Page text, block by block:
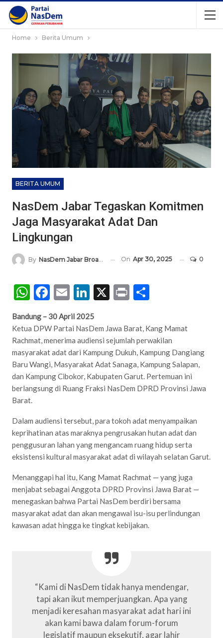
Home Berita Umum
BERITA UMUM
NasDem Jabar Tegaskan Komitmen
Jaga Masyarakat Adat Dan
Lingkungan
By NasDem Jabar Broadcasting Network On Apr 30, 2025 0
WhatsApp
Facebook
EmailLinkedIn
X Print
Bandung – 30 April 2025
Ketua DPW Partai NasDem Jawa Barat, Kang Mamat
Rachmat, menerima audiensi sejumlah perwakilan
masyarakat adat dari Kampung Dukuh, Kampung Dangiang
Baru Wangi, Masyarakat Adat Sanaga, Kampung Salapan,
dan Kampung Cibokor, Kabupaten Garut. Pertemuan ini
berlangsung di Ruang Fraksi NasDem DPRD Provinsi Jawa
Barat.
Dalam audiensi tersebut, para tokoh adat menyampaikan
keprihatinan atas maraknya pengrusakan hutan adat dan
penggusuran lahan yang mengancam ruang hidup serta
eksistensi kultural masyarakat adat di wilayah selatan Garut.
Menanggapi hal itu, Kang Mamat Rachmat — yang juga
menjabat sebagai Anggota DPRD Provinsi Jawa Barat —
menegaskan bahwa Partai NasDem berdiri bersama
masyarakat adat dan akan mengawal isu-isu perlindungan
kawasan adat hingga ke tingkat kebijakan.
“Kami di NasDem tidak hanya mendengar,
tapi akan ikut memperjuangkan. Apa yang
menjadi keresahan masyarakat adat hari ini
akan kami bawa dalam forum-forum
legislatif maupun eksekutif, agar lahir